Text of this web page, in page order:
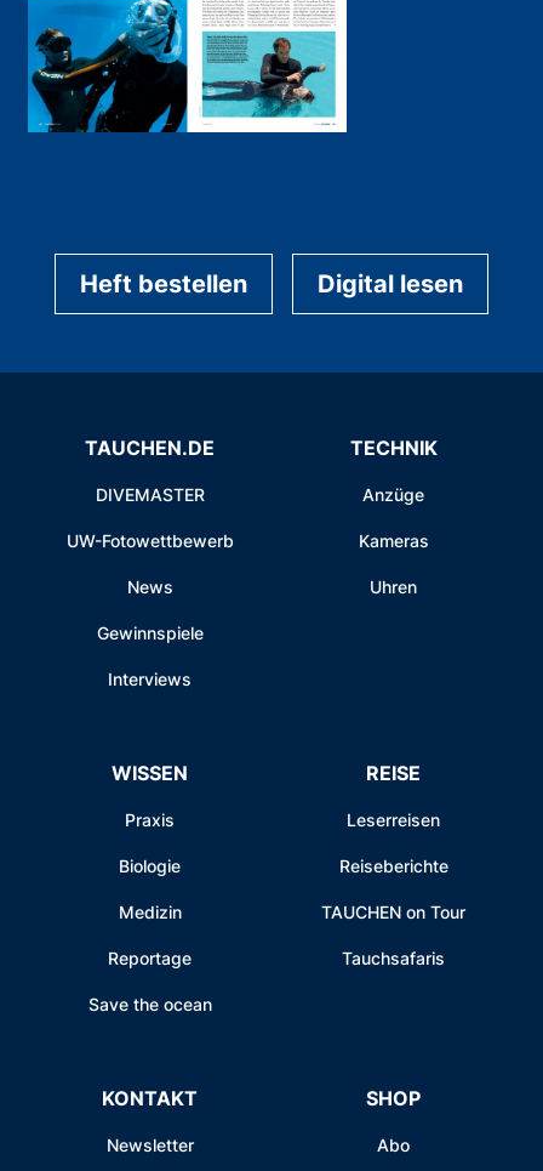
Heft bestellen Digital lesen
TAUCHEN.DE
DIVEMASTER
UW-Fotowettbewerb
News
Gewinnspiele
Interviews
TECHNIK
Anzüge
Kameras
Uhren
WISSEN
Praxis
Biologie
Medizin
Reportage
Save the ocean
REISE
Leserreisen
Reiseberichte
TAUCHEN on Tour
Tauchsafaris
KONTAKT
Newsletter
SHOP
Abo